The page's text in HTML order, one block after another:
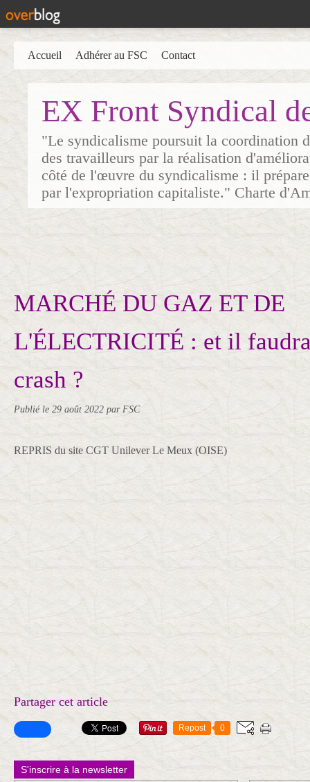
EX Front Syndical
"Le syndicalisme poursuit la coordination
des travailleurs par la réalisation
côté de l'œuvre du syndicalisme : il
par l'expropriation capitaliste." Charte
Accueil Adhérer au FSC Contact
MARCHÉ DU GAZ ET DE
L'ÉLECTRICITÉ : et il
crash ?
Publié le 29 août 2022 par FSC
REPRIS du site CGT Unilever Le Meux (OISE)
Partager cet article
Repost 0
S'inscrire à la newsletter